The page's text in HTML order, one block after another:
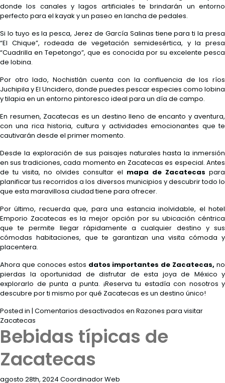
donde los canales y lagos artificiales te brindarán un entorno
perfecto para el kayak y un paseo en lancha de pedales.
Si lo tuyo es la pesca, Jerez de García Salinas tiene para ti la presa
“El Chique”, rodeada de vegetación semidesértica, y la presa
“Cuadrilla en Tepetongo”, que es conocida por su excelente pesca
de lobina.
Por otro lado, Nochistlán cuenta con la confluencia de los ríos
Juchipila y El Uncidero, donde puedes pescar especies como lobina
y tilapia en un entorno pintoresco ideal para un día de campo.
En resumen, Zacatecas es un destino lleno de encanto y aventura,
con una rica historia, cultura y actividades emocionantes que te
cautivarán desde el primer momento.
Desde la exploración de sus paisajes naturales hasta la inmersión
en sus tradiciones, cada momento en Zacatecas es especial. Antes
de tu visita, no olvides consultar el mapa de Zacatecas para
planificar tus recorridos a los diversos municipios y descubrir todo lo
que esta maravillosa ciudad tiene para ofrecer.
Por último, recuerda que, para una estancia inolvidable, el hotel
Emporio Zacatecas es la mejor opción por su ubicación céntrica
que te permite llegar rápidamente a cualquier destino y sus
cómodas habitaciones, que te garantizan una visita cómoda y
placentera.
Ahora que conoces estos datos importantes de Zacatecas, no
pierdas la oportunidad de disfrutar de esta joya de México y
explorarlo de punta a punta. ¡Reserva tu estadía con nosotros y
descubre por ti mismo por qué Zacatecas es un destino único!
Posted in | Comentarios desactivados en Razones para visitar
Zacatecas
Bebidas típicas de
Zacatecas
agosto 28th, 2024 Coordinador Web